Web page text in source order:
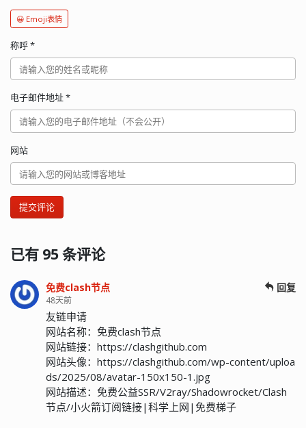
😀 Emoji表情
称呼*
电子邮件地址*
网站
提交评论
已有 95 条评论
免费clash节点
48天前
回复
友链申请
网站名称：免费clash节点
网站链接：https://clashgithub.com
网站头像：https://clashgithub.com/wp-content/uploa
ds/2025/08/avatar-150x150-1.jpg
网站描述：免费公益SSR/V2ray/Shadowrocket/Clash
节点/小火箭订阅链接|科学上网|免费梯子